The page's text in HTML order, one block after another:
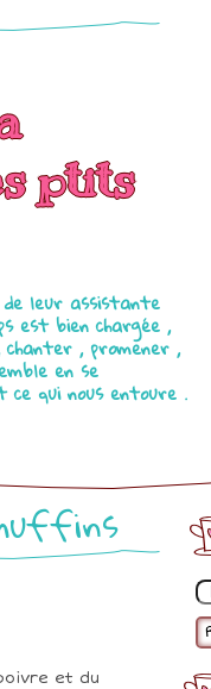
ptits
leur assistante
est bien chargée ,
, promener ,
en se
qui nous entoure .
et du